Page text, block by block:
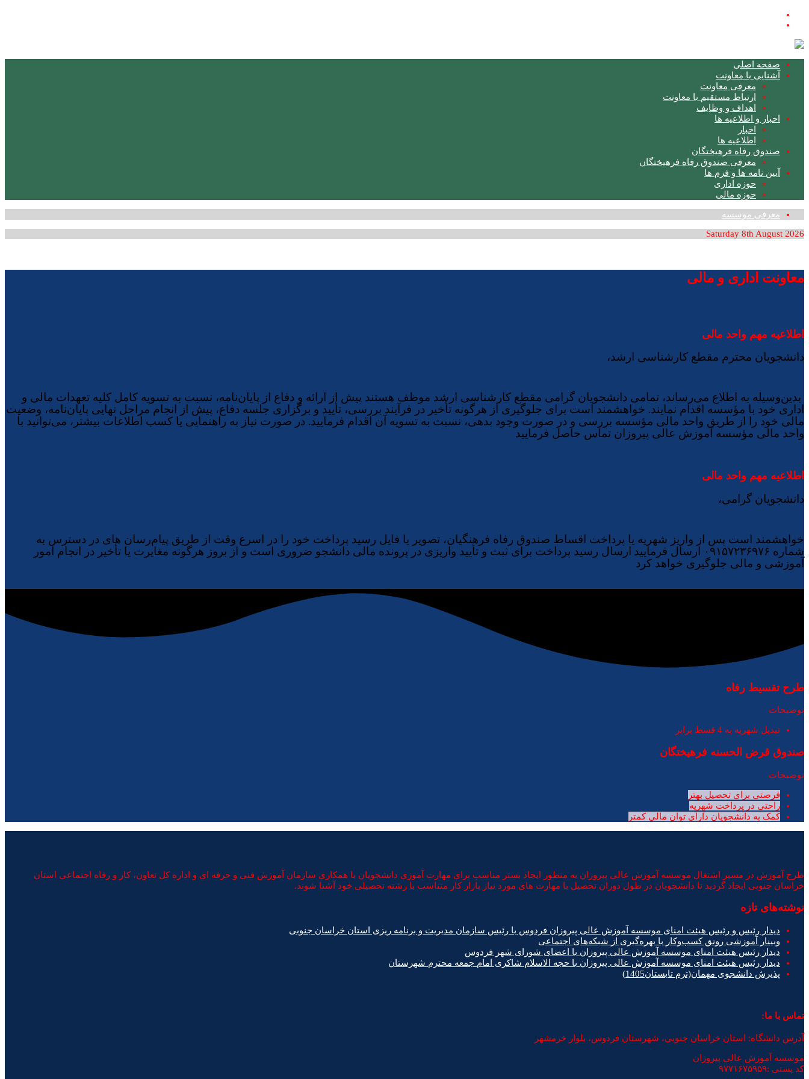
صفحه اصلی
آشنایی با معاونت
معرفی معاونت
ارتباط مستقیم با معاونت
اهداف و وظایف
اخبار و اطلاعیه ها
اخبار
اطلاعیه ها
صندوق رفاه فرهیختگان
معرفی صندوق رفاه فرهیختگان
آیین نامه ها و فرم ها
حوزه اداری
حوزه مالی
معرفی موسسه
Saturday 8th August 2026
معاونت اداری و مالی
اطلاعیه مهم واحد مالی
دانشجویان محترم مقطع کارشناسی ارشد،
بدین‌وسیله به اطلاع می‌رساند، تمامی دانشجویان گرامی مقطع کارشناسی ارشد موظف هستند پیش از ارائه و دفاع از پایان‌نامه، نسبت به تسویه کامل کلیه تعهدات مالی و
اداری خود با مؤسسه اقدام نمایند. خواهشمند است برای جلوگیری از هرگونه تأخیر در فرآیند بررسی، تأیید و برگزاری جلسه دفاع، پیش از انجام مراحل نهایی پایان‌نامه، وضعیت
مالی خود را از طریق واحد مالی مؤسسه بررسی و در صورت وجود بدهی، نسبت به تسویه آن اقدام فرمایید. در صورت نیاز به راهنمایی یا کسب اطلاعات بیشتر، می‌توانید با
واحد مالی مؤسسه آموزش عالی پیروزان تماس حاصل فرمایید
اطلاعیه مهم واحد مالی
دانشجویان گرامی،
خواهشمند است پس از واریز شهریه یا پرداخت اقساط صندوق رفاه فرهنگیان، تصویر یا فایل رسید پرداخت خود را در اسرع وقت از طریق پیام‌رسان‌ های در دسترس به
شماره ۰۹۱۵۷۲۳۶۹۷۶ ارسال فرمایید
ارسال رسید پرداخت برای ثبت و تأیید واریزی در پرونده مالی دانشجو ضروری است و از بروز هرگونه مغایرت یا تأخیر در انجام امور
آموزشی و مالی جلوگیری خواهد کرد
طرح تقسیط رفاه
توضیحات
تبدیل شهریه به 4 قسط برابر
صندوق قرض الحسنه فرهیختگان
توضیحات
فرصتی برای تحصیل بهتر
راحتی در پرداخت شهریه
کمک به دانشجویان دارای توان مالی کمتر
طرح آموزش در مسیر اشتغال موسسه آموزش عالی پیروزان به منظور ایجاد بستر مناسب برای مهارت آموزی دانشجویان با همکاری سازمان آموزش فنی و حرفه ای و اداره کل تعاون، کار و رفاه اجتماعی استان
خراسان جنوبی ایجاد گردید تا دانشجویان در طول دوران تحصیل با مهارت های مورد نیاز بازار کار متناسب با رشته تحصیلی خود آشنا شوند.
نوشته‌های تازه
دیدار رئیس و رئیس هیئت امنای موسسه آموزش عالی پیروزان فردوس با رئیس سازمان مدیریت و برنامه ریزی استان خراسان جنوبی
وبینار آموزشی رونق کسب‌وکار با بهره‌گیری از شبکه‌های اجتماعی
دیدار رئیس هیئت امنای موسسه آموزش عالی پیروزان با اعضای شورای شهر فردوس
دیدار رئیس هیئت امنای موسسه آموزش عالی پیروزان با حجه الاسلام شاکری امام جمعه محترم شهرستان
پذیرش دانشجوی مهمان(ترم تابستان1405)
تماس با ما:
آدرس دانشگاه: استان خراسان جنوبی، شهرستان فردوس، بلوار خرمشهر
موسسه آموزش عالی پیروزان
کد پستی :۹۷۷۱۶۷۵۹۵۹